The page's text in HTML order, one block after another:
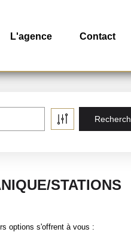
L'agence Contact
STATIONS
options s'offrent à vous :